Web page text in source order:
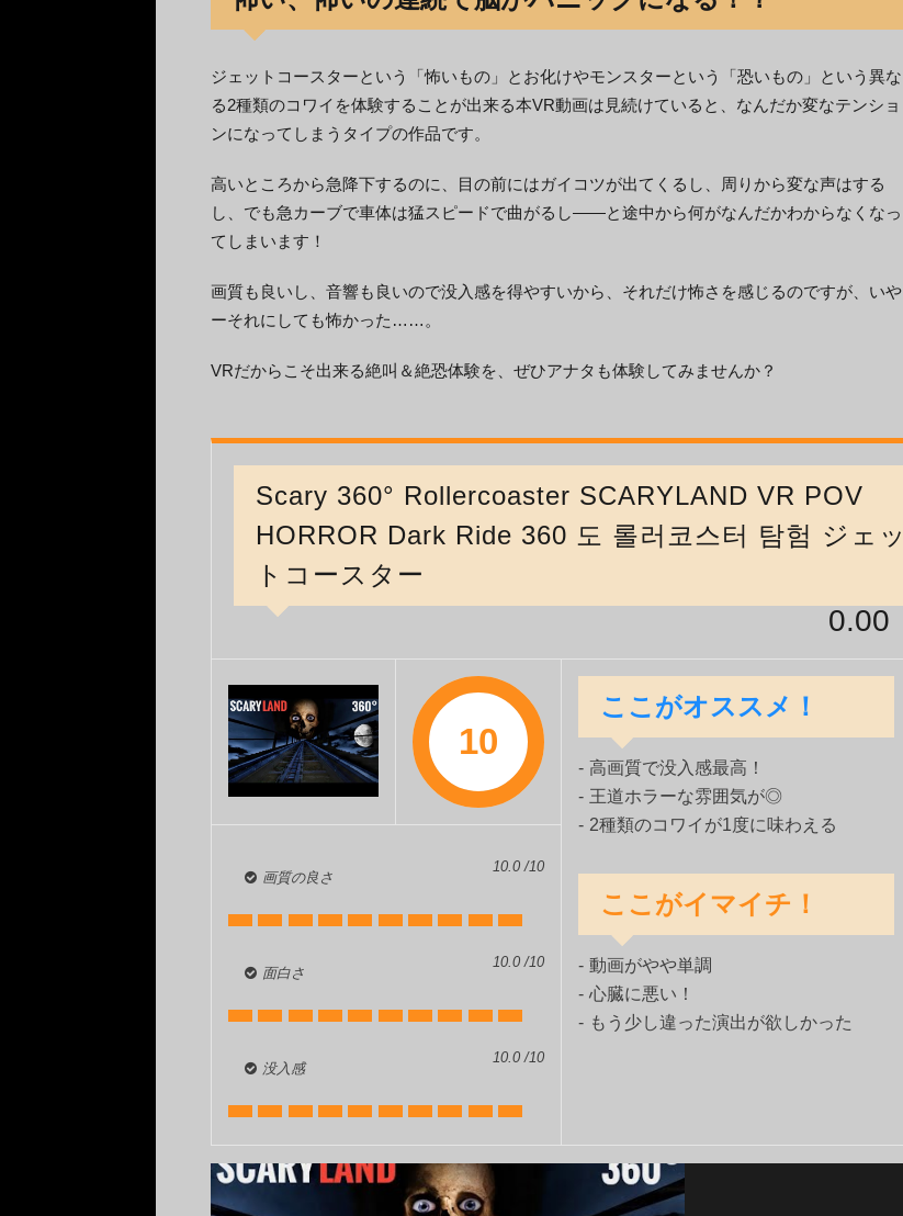
ジェットコースターという「怖いもの」とお化けやモンスターという「恐いもの」という異な
る2種類のコワイを体験することが出来る本VR動画は見続けていると、なんだか変なテンショ
ンになってしまうタイプの作品です。
高いところから急降下するのに、目の前にはガイコツが出てくるし、周りから変な声はする
し、でも急カーブで車体は猛スピードで曲がるし――と途中から何がなんだかわからなくなっ
てしまいます！
画質も良いし、音響も良いので没入感を得やすいから、それだけ怖さを感じるのですが、いや
ーそれにしても怖かった……。
VRだからこそ出来る絶叫＆絶恐体験を、ぜひアナタも体験してみませんか？
Scary 360° Rollercoaster SCARYLAND VR POV
HORROR Dark Ride 360 도 롤러코스터 탐험 ジェッ
トコースター
0.00
10
画質の良さ
10.0 /10
面白さ
10.0 /10
没入感
10.0 /10
ここがオススメ！
高画質で没入感最高！
王道ホラーな雰囲気が◎
2種類のコワイが1度に味わえる
ここがイマイチ！
動画がやや単調
心臓に悪い！
もう少し違った演出が欲しかった